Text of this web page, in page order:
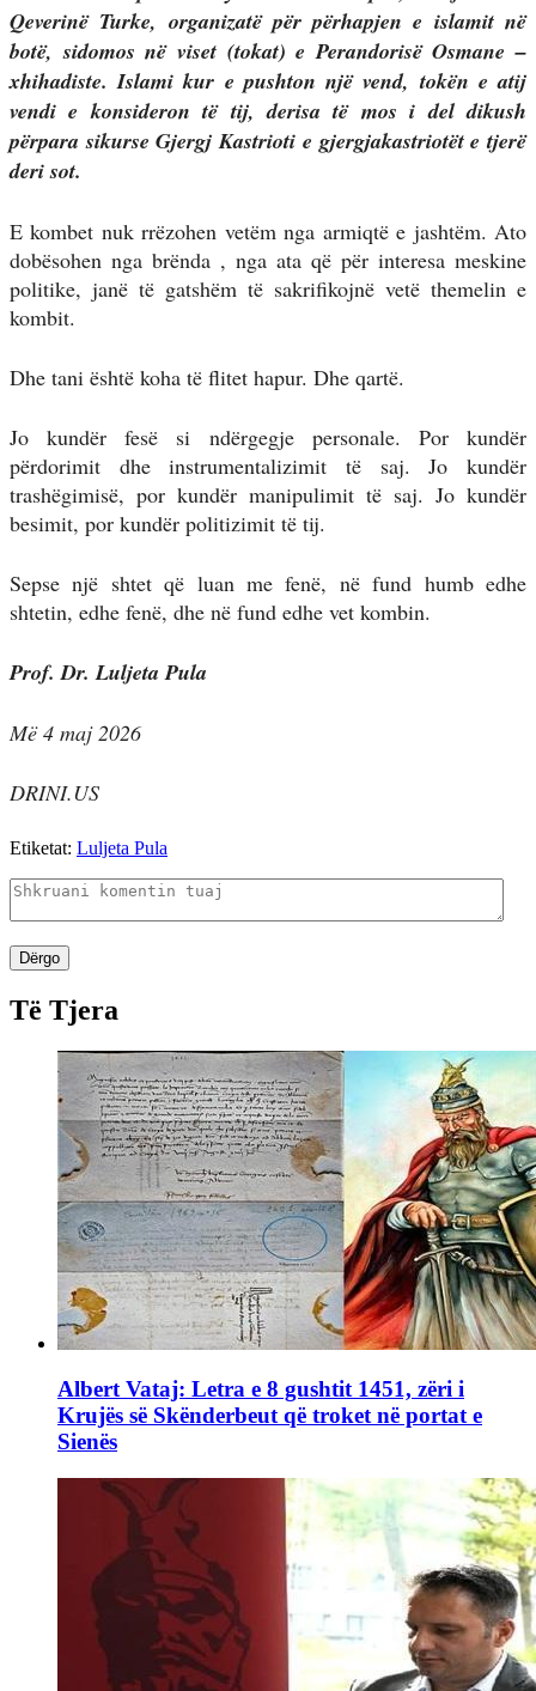
Qeverinë Turke, organizatë për përhapjen e islamit në
botë, sidomos në viset (tokat) e Perandorisë Osmane –
xhihadiste. Islami kur e pushton një vend, tokën e atij
vendi e konsideron të tij, derisa të mos i del dikush
përpara sikurse Gjergj Kastrioti e gjergjakastriotët e tjerë
deri sot.
E kombet nuk rrëzohen vetëm nga armiqtë e jashtëm. Ato
dobësohen nga brënda , nga ata që për interesa meskine
politike, janë të gatshëm të sakrifikojnë vetë themelin e
kombit.
Dhe tani është koha të flitet hapur. Dhe qartë.
Jo kundër fesë si ndërgegje personale. Por kundër
përdorimit dhe instrumentalizimit të saj. Jo kundër
trashëgimisë, por kundër manipulimit të saj. Jo kundër
besimit, por kundër politizimit të tij.
Sepse një shtet që luan me fenë, në fund humb edhe
shtetin, edhe fenë, dhe në fund edhe vet kombin.
Prof. Dr. Luljeta Pula
Më 4 maj 2026
DRINI.US
Etiketat: Luljeta Pula
Dërgo
Të Tjera
Albert Vataj: Letra e 8 gushtit 1451, zëri i
Krujës së Skënderbeut që troket në portat e
Sienës